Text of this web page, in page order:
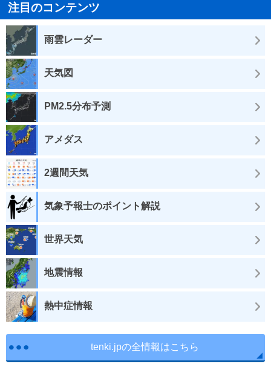
注目のコンテンツ
雨雲レーダー
天気図
PM2.5分布予測
アメダス
2週間天気
気象予報士のポイント解説
世界天気
地震情報
熱中症情報
tenki.jpの全情報はこちら